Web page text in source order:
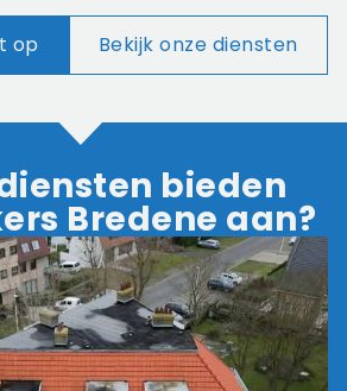
op Bekijk onze diensten
bieden
Bredene aan?